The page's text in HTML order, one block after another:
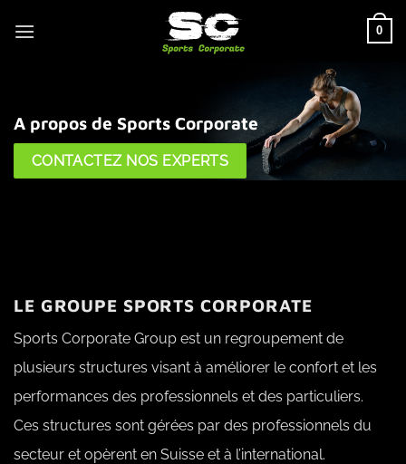
au
0
A propos de Sports Corporate
CONTACTEZ NOS EXPERTS
LE GROUPE SPORTS CORPORATE
Sports Corporate Group est un regroupement de
plusieurs structures visant à améliorer le confort et les
performances des professionnels et des particuliers.
Ces structures sont gérées par des professionnels du
secteur et opèrent en Suisse et à l’international.